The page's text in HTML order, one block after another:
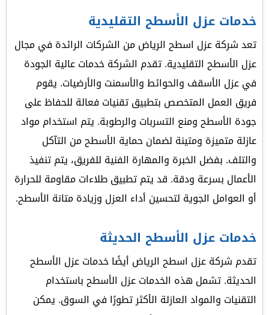
خدمات عزل الأسطح التقليدية
تعد شركة عزل اسطح الرياض من الشركات الرائدة في مجال
عزل الأسطح التقليدية. تقدم الشركة خدمات عالية الجودة
في عزل الأسقف والحوائط والأسمنت والأرضيات. يقوم
فريق العمل المتخصص بتطبيق تقنيات فعالة للحفاظ على
جودة الأسطح ومنع التسربات والرطوبة. يتم استخدام مواد
عازلة متميزة ومتينة لضمان حماية الأسطح من التآكل
والتلف. بفضل الخبرة والمهارة الفنية للفريق، يتم تنفيذ
الأعمال بسرعة ودقة. قد يتم تطبيق طلاءات مقاومة للحرارة
أو العوامل الجوية لتحسين أداء العزل وزيادة متانة الأسطح.
خدمات عزل الأسطح الحديثة
تقدم شركة عزل اسطح الرياض أيضًا خدمات عزل الأسطح
الحديثة. تشمل هذه الخدمات عزل الأسطح باستخدام
التقنيات والمواد العازلة الأكثر تطورًا في السوق. يمكن